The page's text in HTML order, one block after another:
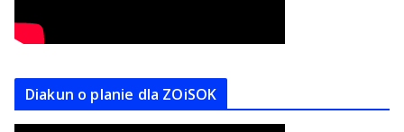
Diakun o planie dla ZOiSOK